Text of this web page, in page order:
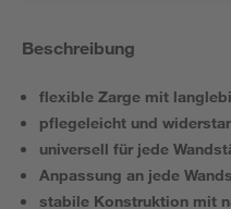
Beschreibung
flexible Zarge mit
pflegeleicht und
universell für jede
Anpassung an jede
stabile Konstruktion mit